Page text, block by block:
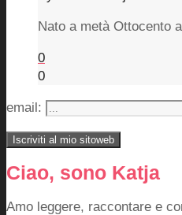
Nato a metà Ottocento
0
0
email:
Ciao, sono Katja
Amo leggere, raccontare e